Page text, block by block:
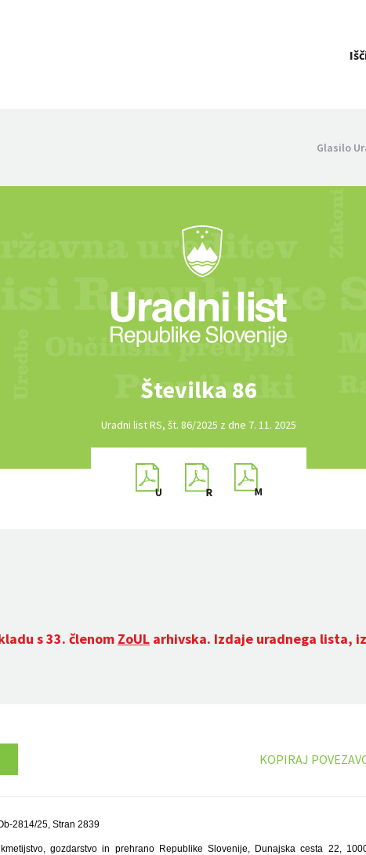
Glasilo
Številka 86
Uradni list RS, št. 86/2025 z dne 7. 11. 2025
s 33. členom ZoUL arhivska. Izdaje uradnega lista,
KOPIRAJ
2814/25, Stran 2839
gozdarstvo in prehrano Republike Slovenije, Dunajska cesta 22,